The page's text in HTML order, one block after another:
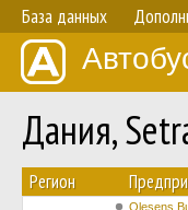
База данных
Дания,
Регион
Olesens